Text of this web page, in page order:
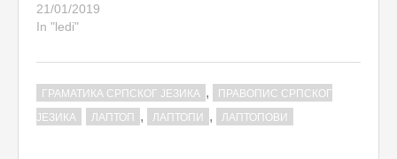
21/01/2019
In "ledi"
ГРАМАТИКА СРПСКОГ ЈЕЗИКА ,
ПРАВОПИС СРПСКОГ
ЈЕЗИКА
ЛАПТОП , ЛАПТОПИ , ЛАПТОПОВИ